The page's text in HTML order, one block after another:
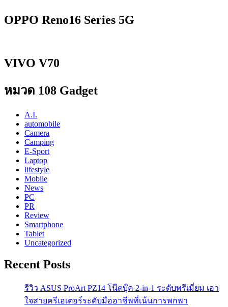
OPPO Reno16 Series 5G
VIVO V70
หมวด 108 Gadget
A.I.
automobile
Camera
Camping
E-Sport
Laptop
lifestyle
Mobile
News
PC
PR
Review
Smartphone
Tablet
Uncategorized
Recent Posts
รีวิว ASUS ProArt PZ14 โน๊ตบุ๊ค 2-in-1 ระดับพรีเมี่ยม เอา
ใจสายครีเอเตอร์ระดับมืออาชีพที่เน้นการพกพา